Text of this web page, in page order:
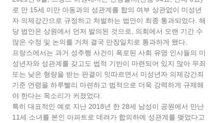
로 만 15세 미만 아동과의 성관계를 합의 여부 상관없이 미성년
자 의제강간으로 규정하고 처벌하는 법안이 최종 통과되었다. 해
당 법안은 상원에서 먼저 발의된 것으로, 의회에서 오랜 기간 수
많은 수정 및 논의를 거쳐 결국 만장일치로 통과하게 됐다.
프랑스에서는 과거 성추행 사건이 폭로된 사회 유명 인사들의 미
성년자와 성관계를 갖고도 법적 기반이 마련되어 있지 않아 무죄
또는 낮은 형량을 받는 판결이 잇따르면서 미성년자 의제강간죄
기준 연령을 하루빨리 마련하고 법적으로 더욱 강력하게 규제해
야 한다는 목소리가 커졌었다.
특히 대표적인 예로 지난 2018년 한 28세 남성이 공원에서 만난
11세 소녀를 본인 아파트로 데려가 합의하에 성관계를 맺었다고